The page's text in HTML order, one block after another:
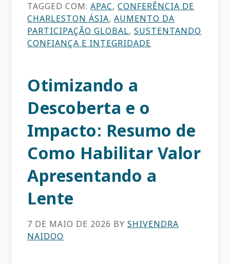
TAGGED COM:APAC,CONFERÊNCIA DE
CHARLESTON ÁSIA,AUMENTO DA
PARTICIPAÇÃO GLOBAL,SUSTENTANDO
CONFIANÇA E INTEGRIDADE
Otimizando a
Descoberta e o
Impacto: Resumo de
Como Habilitar Valor
Apresentando a
Lente
7 DE MAIO DE 2026 BYSHIVENDRA
NAIDOO